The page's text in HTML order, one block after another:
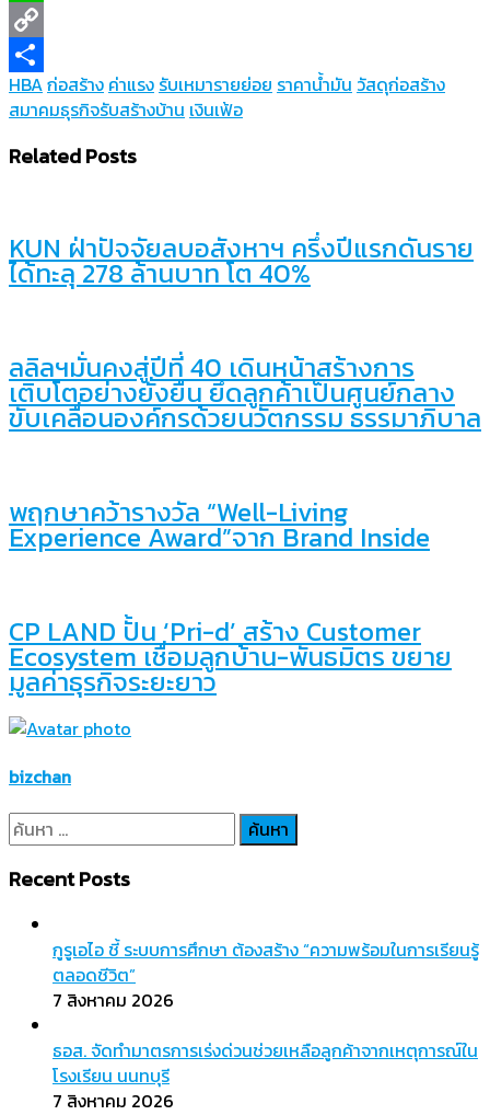
Line
Copy
Link
Share
HBAก่อสร้าง ค่าแรง รับเหมารายย่อย ราคาน้ำมัน วัสดุก่อสร้าง
สมาคมธุรกิจรับสร้างบ้าน เงินเฟ้อ
Related Posts
KUN ฝ่าปัจจัยลบอสังหาฯ ครึ่งปีแรกดันราย
ได้ทะลุ 278 ล้านบาท โต 40%
ลลิลฯมั่นคงสู่ปีที่ 40 เดินหน้าสร้างการ
เติบโตอย่างยั่งยืน ยึดลูกค้าเป็นศูนย์กลาง
ขับเคลื่อนองค์กรด้วยนวัตกรรม ธรรมาภิบาล
พฤกษาคว้ารางวัล “Well-Living
Experience Award”จาก Brand Inside
CP LAND ปั้น ‘Pri-d’ สร้าง Customer
Ecosystem เชื่อมลูกบ้าน-พันธมิตร ขยาย
มูลค่าธุรกิจระยะยาว
bizchan
ค้นหา
สำหรับ:
Recent Posts
กูรูเอไอ ชี้ ระบบการศึกษา ต้องสร้าง “ความพร้อมในการเรียนรู้
ตลอดชีวิต”
7 สิงหาคม 2026
ธอส. จัดทำมาตรการเร่งด่วนช่วยเหลือลูกค้าจากเหตุการณ์ใน
โรงเรียน นนทบุรี
7 สิงหาคม 2026